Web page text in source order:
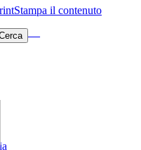
Stampa il contenuto